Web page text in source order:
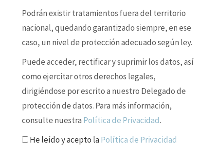
Podrán existir tratamientos fuera del territorio
nacional, quedando garantizado siempre, en ese
caso, un nivel de protección adecuado según ley.
Puede acceder, rectificar y suprimir los datos, así
como ejercitar otros derechos legales,
dirigiéndose por escrito a nuestro Delegado de
protección de datos. Para más información,
consulte nuestra Política de Privacidad.
He leído y acepto laPolítica de Privacidad